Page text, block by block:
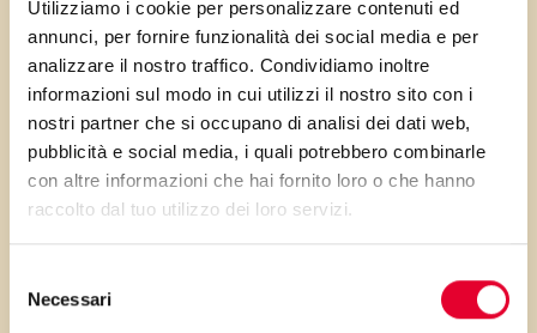
Utilizziamo i cookie per personalizzare contenuti ed
annunci, per fornire funzionalità dei social media e per
analizzare il nostro traffico. Condividiamo inoltre
informazioni sul modo in cui utilizzi il nostro sito con i
nostri partner che si occupano di analisi dei dati web,
pubblicità e social media, i quali potrebbero combinarle
con altre informazioni che hai fornito loro o che hanno
raccolto dal tuo utilizzo dei loro servizi.
delNecessari
in padella, tipiche della mia
regione (Emilia Romagna):
sostituiscono golosamente il
pane ed accolgono bene
qualsiasi farcitura. Le mie
tigelle, preparate con farina
integrale e Vallé Bio, sono la
alimentarsi in modo sano con